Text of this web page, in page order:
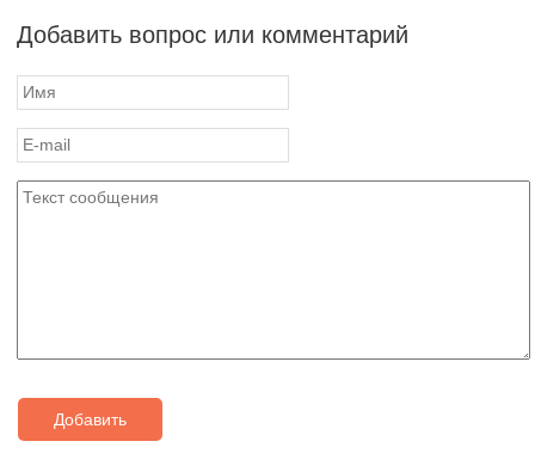
Добавить вопрос или комментарий
Добавить